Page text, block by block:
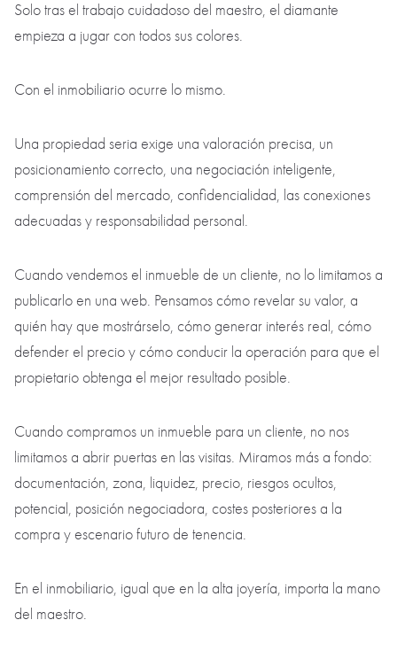
Solo tras el trabajo cuidadoso del maestro, el diamante
empieza a jugar con todos sus colores.
Con el inmobiliario ocurre lo mismo.
Una propiedad seria exige una valoración precisa, un
posicionamiento correcto, una negociación inteligente,
comprensión del mercado, confidencialidad, las conexiones
adecuadas y responsabilidad personal.
Cuando vendemos el inmueble de un cliente, no lo limitamos a
publicarlo en una web. Pensamos cómo revelar su valor, a
quién hay que mostrárselo, cómo generar interés real, cómo
defender el precio y cómo conducir la operación para que el
propietario obtenga el mejor resultado posible.
Cuando compramos un inmueble para un cliente, no nos
limitamos a abrir puertas en las visitas. Miramos más a fondo:
documentación, zona, liquidez, precio, riesgos ocultos,
potencial, posición negociadora, costes posteriores a la
compra y escenario futuro de tenencia.
En el inmobiliario, igual que en la alta joyería, importa la mano
del maestro.